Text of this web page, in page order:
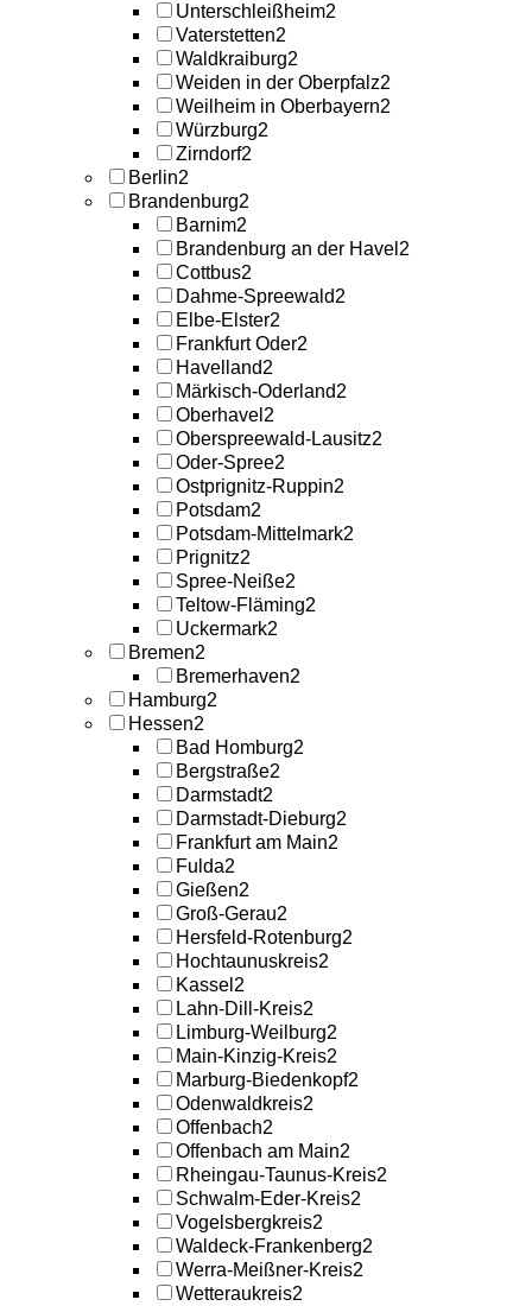
Unterschleißheim2
Vaterstetten2
Waldkraiburg2
Weiden in der Oberpfalz2
Weilheim in Oberbayern2
Würzburg2
Zirndorf2
Berlin2
Brandenburg2
Barnim2
Brandenburg an der Havel 2
Cottbus2
Dahme-Spreewald2
Elbe-Elster2
Frankfurt Oder2
Havelland2
Märkisch-Oderland2
Oberhavel 2
Oberspreewald-Lausitz2
Oder-Spree2
Ostprignitz-Ruppin2
Potsdam2
Potsdam-Mittelmark2
Prignitz2
Spree-Neiße2
Teltow-Fläming2
Uckermark2
Bremen2
Bremerhaven2
Hamburg2
Hessen2
Bad Homburg2
Bergstraße2
Darmstadt2
Darmstadt-Dieburg2
Frankfurt am Main2
Fulda2
Gießen2
Groß-Gerau2
Hersfeld-Rotenburg2
Hochtaunuskreis2
Kassel 2
Lahn-Dill-Kreis2
Limburg-Weilburg2
Main-Kinzig-Kreis2
Marburg-Biedenkopf2
Odenwaldkreis2
Offenbach2
Offenbach am Main2
Rheingau-Taunus-Kreis2
Schwalm-Eder-Kreis2
Vogelsbergkreis2
Waldeck-Frankenberg2
Werra-Meißner-Kreis2
Wetteraukreis2